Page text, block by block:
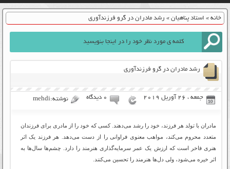
خانه» استاد پناهیان» رشد مادران در گرو فرزندآوری
رشد مادران در گرو فرزندآوری
جمعه ، 26 آوریل 2019 ۰ دیدگاه نوشته:mehdi
مادران با تولد هر فرزند، خود را رشد می‌دهند. کسی که خود را از مادری برای فرزندان
متعدد محروم می‌کند، مواهب معنوی فراوانی را از دست می‌دهد. هر فرزند یک اثر
هنری فاخر است که ارزش یک عمر سرمایه‌گذاری هنرمند را دارد. چشم‌ها سال‌ها به
اثر خیره می‌شود، ولی دل‌ها هنرمند را تحسین می‌کنند.